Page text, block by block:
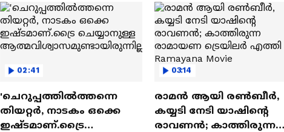
02:41
'ചെറുപ്പത്തിൽത്തന്നെ
തിയറ്റർ, നാടകം ഒക്കെ
ഇഷ്ടമാണ്.ട്രൈ
03:14
രാമന്‍ ആയി രൺബീർ,
കയ്യടി നേടി യാഷിന്റെ
രാവണൻ; കാത്തിരുന്ന